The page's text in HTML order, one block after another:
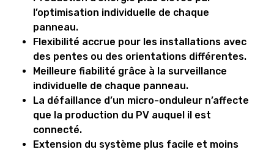
l’optimisation individuelle de chaque
panneau.
Flexibilité accrue pour les installations avec
des pentes ou des orientations différentes.
Meilleure fiabilité grâce à la surveillance
individuelle de chaque panneau.
La défaillance d’un micro-onduleur n’affecte
que la production du PV auquel il est
connecté.
Extension du système plus facile et moins